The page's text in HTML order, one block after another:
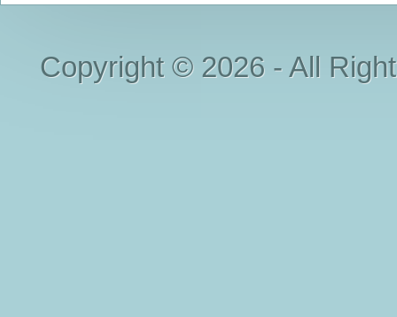
Copyright © 2026 - All